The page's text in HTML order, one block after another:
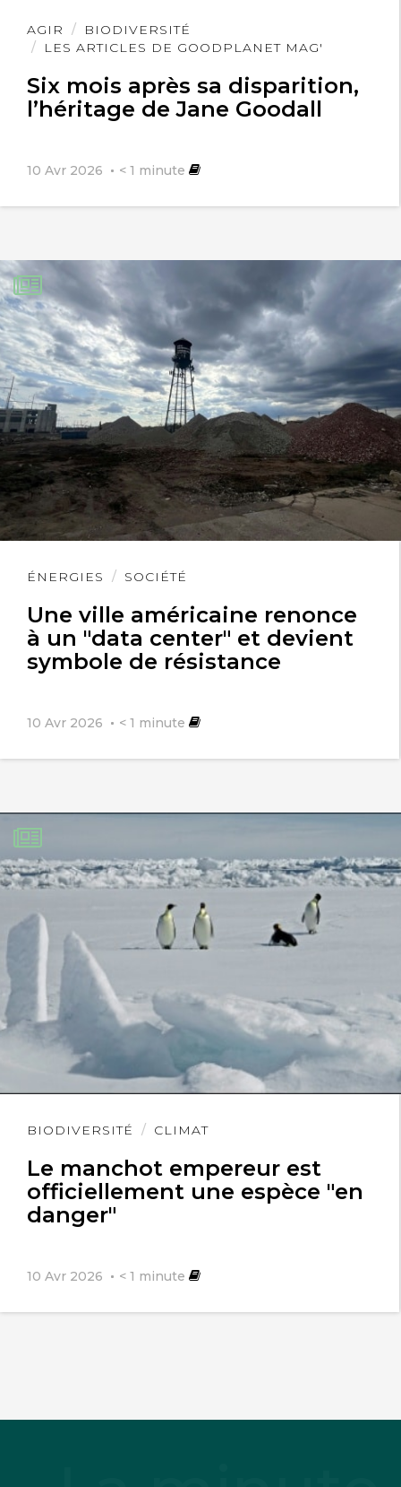
AGIR
BIODIVERSITÉ
LES ARTICLES DE GOODPLANET MAG'
Six mois après sa disparition,
l’héritage de Jane Goodall
10 Avr 2026 < 1 minute
Lire
l'article
ÉNERGIES SOCIÉTÉ
Une ville américaine renonce
à un "data center" et devient
symbole de résistance
10 Avr 2026 < 1 minute
Lire
BIODIVERSITÉ CLIMAT
Le manchot empereur est
officiellement une espèce "en
danger"
10 Avr 2026 < 1 minute
Lire